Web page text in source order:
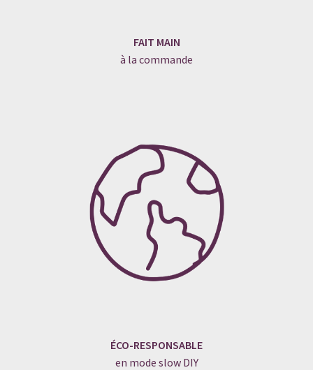
FAIT MAIN
à la commande
ÉCO-RESPONSABLE
en mode slow DIY